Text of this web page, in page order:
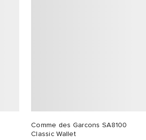
Comme des Garcons SA8100
Classic Wallet